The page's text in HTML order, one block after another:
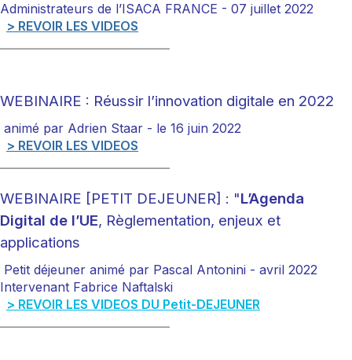
Administrateurs de l’ISACA FRANCE - 07 juillet 2022
> REVOIR LES VIDEOS
WEBINAIRE : Réussir l’innovation digitale en 2022
animé par Adrien Staar - le 16 juin 2022
> REVOIR LES VIDEOS
WEBINAIRE [PETIT DEJEUNER] : "L’Agenda
Digital de l’UE, Règlementation, enjeux et
applications
Petit déjeuner animé par Pascal Antonini - avril 2022
Intervenant Fabrice Naftalski
> REVOIR LES VIDEOS DU Petit-DEJEUNER